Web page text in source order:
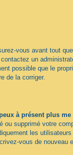
vous avant tout
un
possible que le
de la corriger.
à présent plus
ou supprimé votre
les
vous de nouveau